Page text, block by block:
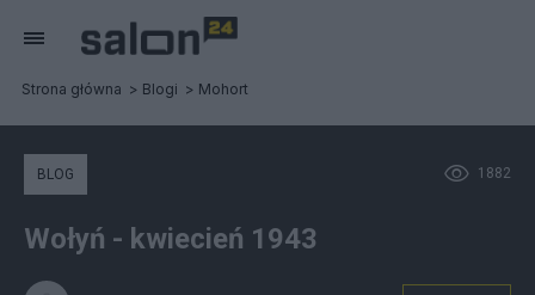
Strona główna Blogi Mohort
1882
BLOG
Wołyń - kwiecień 1943